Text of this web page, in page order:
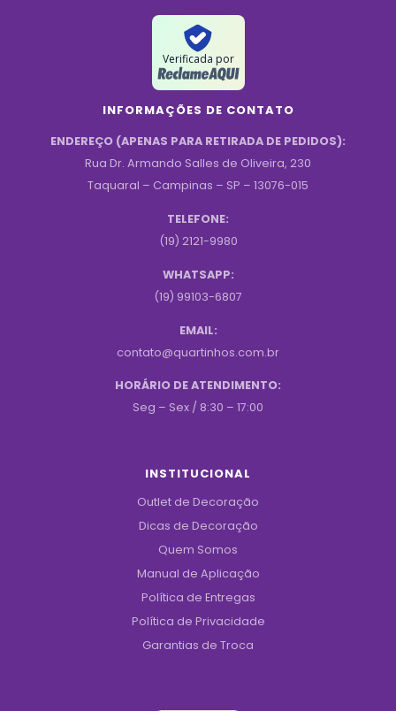
Verificada por
INFORMAÇÕES DE CONTATO
ENDEREÇO (APENAS PARA RETIRADA DE PEDIDOS):
Rua Dr. Armando Salles de Oliveira, 230
Taquaral – Campinas – SP – 13076-015
TELEFONE:
(19) 2121-9980
WHATSAPP:
(19) 99103-6807
EMAIL:
contato@quartinhos.com.br
HORÁRIO DE ATENDIMENTO:
Seg – Sex / 8:30 – 17:00
INSTITUCIONAL
Outlet de Decoração
Dicas de Decoração
Quem Somos
Manual de Aplicação
Política de Entregas
Política de Privacidade
Garantias de Troca